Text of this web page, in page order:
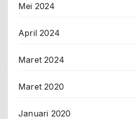
Mei 2024
April 2024
Maret 2024
Maret 2020
Januari 2020